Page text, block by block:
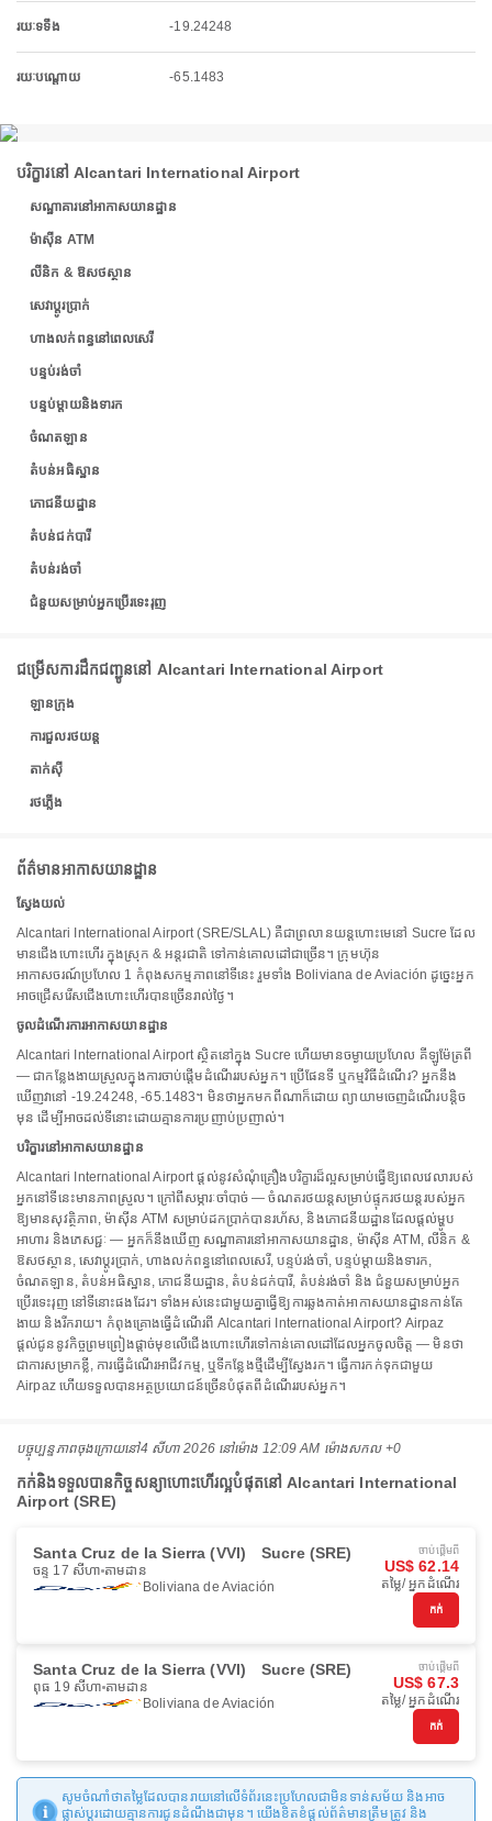
រយៈទទឹង -19.24248
រយៈបណ្តោយ -65.1483
បរិក្ខារនៅ Alcantari International Airport
សណ្ឋាគារនៅអាកាសយានដ្ឋាន
ម៉ាស៊ីន ATM
លីនិក & ឱសថស្ថាន
សេវាប្តូរប្រាក់
ហាងលក់ពន្ធនៅពេលសេរី
បន្ទប់រង់ចាំ
បន្ទប់ម្តាយនិងទារក
ចំណតឡាន
តំបន់អធិស្ឋាន
ភោជនីយដ្ឋាន
តំបន់ជក់បារី
តំបន់រង់ចាំ
ជំនួយសម្រាប់អ្នកប្រើរទេះរុញ
ជម្រើសការដឹកជញ្ជូននៅ Alcantari International Airport
ឡានក្រុង
ការជួលរថយន្ត
តាក់ស៊ី
រថភ្លើង
ព័ត៌មានអាកាសយានដ្ឋាន
ស្វែងយល់
Alcantari International Airport (SRE/SLAL) គឺជាព្រលានយន្តហោះមេនៅ Sucre ដែល
មានជើងហោះហើរ ក្នុងស្រុក & អន្តរជាតិ ទៅកាន់គោលដៅជាច្រើន។ ក្រុមហ៊ុន
អាកាសចរណ៍ប្រហែល 1 កំពុងសកម្មភាពនៅទីនេះ រួមទាំង Boliviana de Aviación ដូច្នេះអ្នក
អាចជ្រើសរើសជើងហោះហើរបានច្រើនរាល់ថ្ងៃ។
ចូលដំណើរការអាកាសយានដ្ឋាន
Alcantari International Airport ស្ថិតនៅក្នុង Sucre ហើយមានចម្ងាយប្រហែល គីឡូម៉ែត្រពី
— ជាកន្លែងងាយស្រួលក្នុងការចាប់ផ្តើមដំណើររបស់អ្នក។ ប្រើផែនទី ឬកម្មវិធីដំណើរ? អ្នកនឹង
ឃើញវានៅ -19.24248, -65.1483។ មិនថាអ្នកមកពីណាក៏ដោយ ព្យាយាមចេញដំណើរបន្តិច
មុន ដើម្បីអាចដល់ទីនោះដោយគ្មានការប្រញាប់ប្រញាល់។
បរិក្ខារនៅអាកាសយានដ្ឋាន
Alcantari International Airport ផ្តល់នូវសំណុំគ្រឿងបរិក្ខារដ៏ល្អសម្រាប់ធ្វើឱ្យពេលវេលារបស់
អ្នកនៅទីនេះមានភាពស្រួល។ ក្រៅពីសម្ភារៈចាំបាច់ — ចំណតរថយន្តសម្រាប់ផ្ទុករថយន្តរបស់អ្នក
ឱ្យមានសុវត្ថិភាព, ម៉ាស៊ីន ATM សម្រាប់ដកប្រាក់បានរហ័ស, និងភោជនីយដ្ឋានដែលផ្តល់ម្ហូប
អាហារ និងភេសជ្ជៈ — អ្នកក៏នឹងឃើញ សណ្ឋាគារនៅអាកាសយានដ្ឋាន, ម៉ាស៊ីន ATM, លីនិក &
ឱសថស្ថាន, សេវាប្តូរប្រាក់, ហាងលក់ពន្ធនៅពេលសេរី, បន្ទប់រង់ចាំ, បន្ទប់ម្តាយនិងទារក,
ចំណតឡាន, តំបន់អធិស្ឋាន, ភោជនីយដ្ឋាន, តំបន់ជក់បារី, តំបន់រង់ចាំ និង ជំនួយសម្រាប់អ្នក
ប្រើរទេះរុញ នៅទីនោះផងដែរ។ ទាំងអស់នេះជាមួយគ្នាធ្វើឱ្យការឆ្លងកាត់អាកាសយានដ្ឋានកាន់តែ
ងាយ និងរីករាយ។ កំពុងគ្រោងធ្វើដំណើរពី Alcantari International Airport? Airpaz
ផ្តល់ជូននូវកិច្ចព្រមព្រៀងផ្តាច់មុខលើជើងហោះហើរទៅកាន់គោលដៅដែលអ្នកចូលចិត្ត — មិនថា
ជាការសម្រាកខ្លី, ការធ្វើដំណើរអាជីវកម្ម, ឬទីកន្លែងថ្មីដើម្បីស្វែងរក។ ធ្វើការកក់ទុកជាមួយ
Airpaz ហើយទទួលបានអត្ថប្រយោជន៍ច្រើនបំផុតពីដំណើររបស់អ្នក។
បច្ចុប្បន្នភាពចុងក្រោយនៅ4 សីហា 2026 នៅ​ម៉ោង 12:09 AM ម៉ោង​សកល +0
កក់និងទទួលបានកិច្ចសន្យាហោះហើរល្អបំផុតនៅ Alcantari International
Airport (SRE)
Santa Cruz de la Sierra (VVI) Sucre (SRE)
ចន្ទ 17 សីហា តាមដាន
Boliviana de Aviación
ចាប់ផ្ដើមពី
US$ 62.14
តម្លៃ/ អ្នកដំណើរ
កក់
Santa Cruz de la Sierra (VVI) Sucre (SRE)
ពុធ 19 សីហា តាមដាន
Boliviana de Aviación
ចាប់ផ្ដើមពី
US$ 67.3
តម្លៃ/ អ្នកដំណើរ
កក់
សូមចំណាំថាតម្លៃដែលបានរាយនៅលើទំព័រនេះប្រហែលជាមិនទាន់សម័យ និងអាច
ផ្លាស់ប្តូរដោយគ្មានការជូនដំណឹងជាមុន។ យើងខិតខំផ្តល់ព័ត៌មានត្រឹមត្រូវ និង